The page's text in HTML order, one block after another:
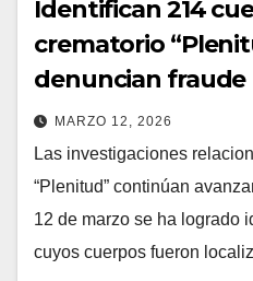
Identifican 214
crematorio
denuncian fraude
MARZO 12, 2026
Las investigaciones
“Plenitud” continúan
12 de marzo se ha logrado
cuyos cuerpos fueron